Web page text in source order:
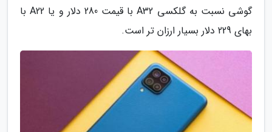
گوشی نسبت به گلکسی A32 با قیمت 280 دلار و یا A22 با
بهای 229 دلار بسیار ارزان تر است.